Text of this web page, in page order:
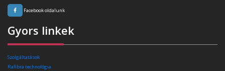
Facebook oldalunk
Gyors linkek
Szolgáltatások
Rafibra technológia